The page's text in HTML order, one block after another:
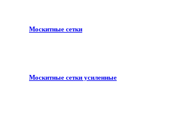
Москитные сетки
Москитные сетки усиленные